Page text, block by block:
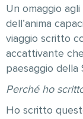
Un omaggio
dell’anima
viaggio scritto
accattivante
paesaggio della
Perché ho
Ho scritto